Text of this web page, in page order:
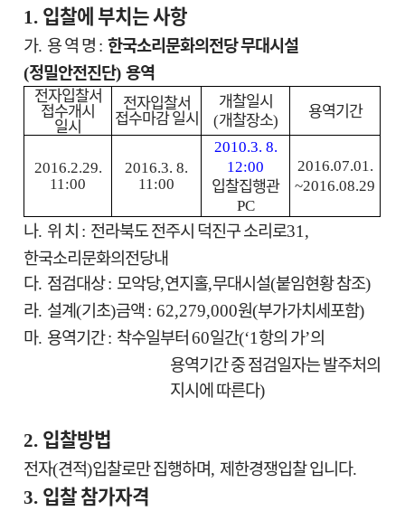
1. 입찰에 부치는 사항
가. 용 역 명 :한국소리문화의전당 무대시설
(정밀안전진단)용역
전자입찰서
접수개시
일시
전자입찰서
접수마감 일시
개찰일시
(개찰장소) 용역기간
2016.2.29.
11:00
2016.3. 8.
11:00
2010.3. 8.
12:00
입찰집행관
PC
2016.07.01.
~2016.08.29
나. 위 치 : 전라북도 전주시 덕진구 소리로31,
한국소리문화의전당내
다. 점검대상: 모악당,연지홀,무대시설(붙임현황 참조)
라. 설계(기초)금액 : 62,279,000원(부가가치세포함)
마. 용역기간: 착수일부터60일간(‘1 항의 가’의
용역기간 중 점검일자는 발주처의
지시에 따른다)
2. 입찰방법
전자(견적)입찰로만 집행하며, 제한경쟁입찰 입니다.
3. 입찰 참가자격